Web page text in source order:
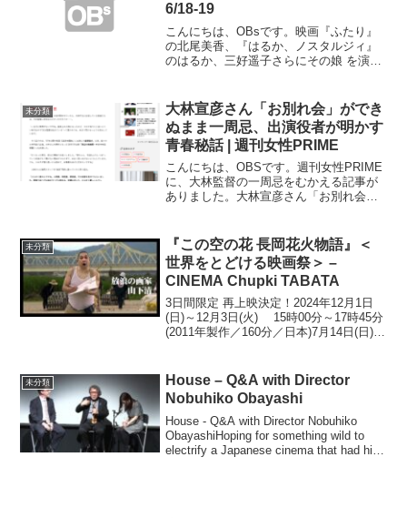
6/18-19
こんにちは、OBsです。映画『ふたり』
の北尾美香、『はるか、ノスタルジィ』
のはるか、三好遥子さらにその娘 を演じ
品あわせて読みたい関連リンク尾道映画
祭 【ON...
未分類
大林宣彦さん「お別れ会」ができ
ぬまま一周忌、出演役者が明かす
青春秘話 | 週刊女性PRIME
こんにちは、OBSです。週刊女性PRIME
に、大林監督の一周忌をむかえる記事が
ありました。大林宣彦さん「お別れ会」
刊女性PRIME
未分類
『この空の花 長岡花火物語』＜
世界をとどける映画祭＞ –
CINEMA Chupki TABATA
3日間限定 再上映決定！2024年12月1日
(日)～12月3日(火) 15時00分～17時45分
(2011年製作／160分／日本)7月14日(日)～
未分類
House – Q&A with Director
Nobuhiko Obayashi
House - Q&A with Director Nobuhiko
ObayashiHoping for something wild to
electrify a Japanese cinema that had hit